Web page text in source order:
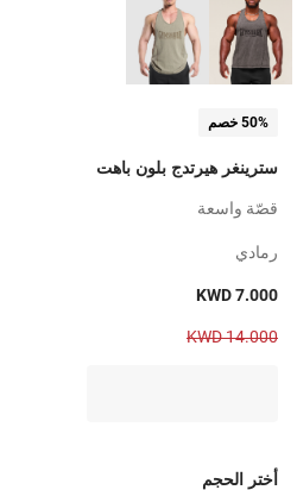
50% خصم
سترينغر هيرتدج بلون باهت
قصّة واسعة
رمادي
KWD 7.000
KWD 14.000
أختر الحجم